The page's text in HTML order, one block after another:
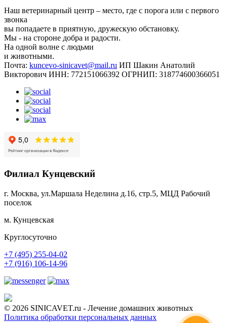
Наш ветеринарный центр – место, где с порога или с первого
звонка
вы попадаете в приятную, дружескую обстановку.
Мы - на стороне добра и радости.
На одной волне с людьми
и животными.
Почта: kuncevo-sinicavet@mail.ru ИП Шакин Анатолий
Викторович ИНН: 772151066392 ОГРНИП: 318774600366051
Филиал Кунцевский
г. Москва, ул.Маршала Неделина д.16, стр.5, МЦД Рабочий
поселок
м. Кунцевская
Круглосуточно
+7 (495) 255-04-02
+7 (916) 106-14-96
© 2026 SINICAVET.ru - Лечение домашних животных
Политика обработки персональных данных